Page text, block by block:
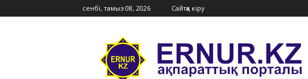
сенбі, тамыз 08, 2026 Сайтқа кіру
Ernur
Press